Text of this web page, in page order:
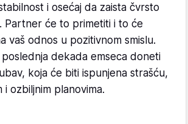
i osećaj da zaista čvrsto
Partner će to primetiti i to će
vaš odnos u pozitivnom smislu.
dekada emseca doneti
koja će biti ispunjena strašću,
i ozbiljnim planovima.